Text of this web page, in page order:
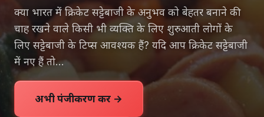
क्या भारत में क्रिकेट सट्टेबाजी के अनुभव को बेहतर बनाने की
चाह रखने वाले किसी भी व्यक्ति के लिए शुरुआती लोगों के
लिए सट्टेबाजी के टिप्स आवश्यक हैं? यदि आप क्रिकेट सट्टेबाजी
में नए हैं तो...
अभी पंजीकरण करें →